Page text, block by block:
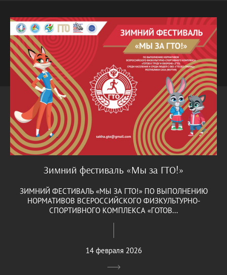
Зимний фестиваль «Мы за ГТО!»
ЗИМНИЙ ФЕСТИВАЛЬ «МЫ ЗА ГТО!» ПО ВЫПОЛНЕНИЮ
НОРМАТИВОВ ВСЕРОССИЙСКОГО ФИЗКУЛЬТУРНО-
СПОРТИВНОГО КОМПЛЕКСА «ГОТОВ...
14 февраля 2026